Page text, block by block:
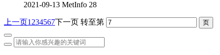
2021-09-13 MetInfo 28
上一页1 234567下一页 转至第